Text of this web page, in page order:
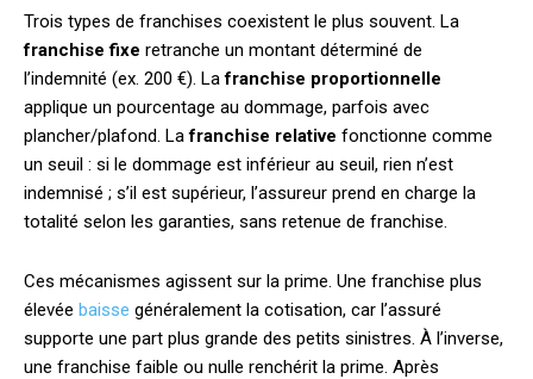
Trois types de franchises coexistent le plus souvent. La
franchise fixe retranche un montant déterminé de
l’indemnité (ex. 200 €). Lafranchise proportionnelle
applique un pourcentage au dommage, parfois avec
plancher/plafond. Lafranchise relative fonctionne comme
un seuil : si le dommage est inférieur au seuil, rien n’est
indemnisé ; s’il est supérieur, l’assureur prend en charge la
totalité selon les garanties, sans retenue de franchise.
Ces mécanismes agissent sur la prime. Une franchise plus
élevée baisse généralement la cotisation, car l’assuré
supporte une part plus grande des petits sinistres. À l’inverse,
une franchise faible ou nulle renchérit la prime. Après